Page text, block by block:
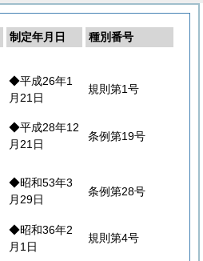
制定年月日
種別番号
◆平成26年1
月21日
規則第1号
◆平成28年12
月21日
条例第19号
◆昭和53年3
月29日
条例第28号
◆昭和36年2
月1日
規則第4号